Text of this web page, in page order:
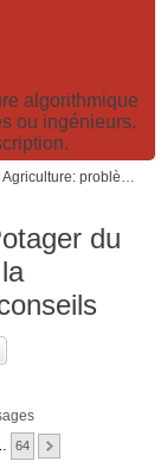
algorithmique
ou ingénieurs.
Agriculture: problèmes et pollutions, nouvelles techniques et solutions
du
64